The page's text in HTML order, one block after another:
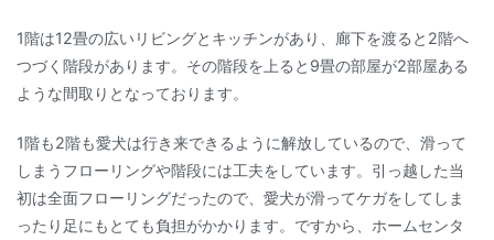
1階は12畳の広いリビングとキッチンがあり、廊下を渡ると2階へ
つづく階段があります。その階段を上ると9畳の部屋が2部屋ある
ような間取りとなっております。
1階も2階も愛犬は行き来できるように解放しているので、滑って
しまうフローリングや階段には工夫をしています。引っ越した当
初は全面フローリングだったので、愛犬が滑ってケガをしてしま
ったり足にもとても負担がかかります。ですから、ホームセンタ